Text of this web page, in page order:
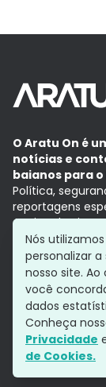
O Aratu On é
notícias e
baianos para
Política,
reportagens
Aqui, tudo vira
com a
Grupo Aratu
Siga-nos
Nós
personalizar
nosso site.
você
dados
Conheça
Privacidade
de Cookies.